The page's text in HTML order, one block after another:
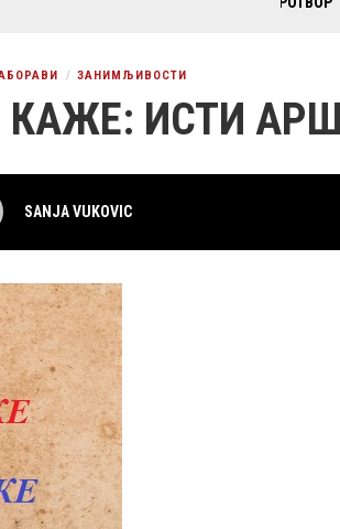
ЗАНИМЉИВОСТИ
КАЖЕ: ИСТИ
SANJA VUKOVIC
АЛЕКСАНДАР